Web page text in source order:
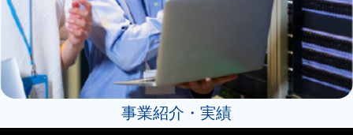
事業紹介・実績